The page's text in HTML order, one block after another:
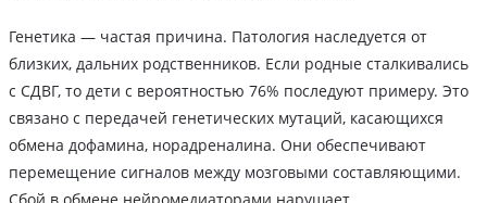
Генетика — частая причина. Патология наследуется от
близких, дальних родственников. Если родные сталкивались
с СДВГ, то дети с вероятностью 76% последуют примеру. Это
связано с передачей генетических мутаций, касающихся
обмена дофамина, норадреналина. Они обеспечивают
перемещение сигналов между мозговыми составляющими.